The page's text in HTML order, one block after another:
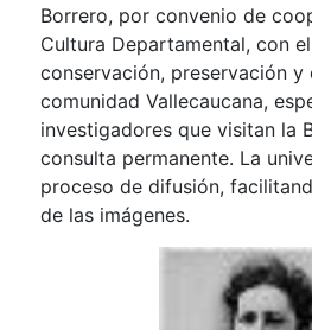
Borrero, por convenio de
Cultura Departamental, con
conservación, preservación
comunidad Vallecaucana,
investigadores que visitan la
consulta permanente. La
proceso de difusión,
de las imágenes.